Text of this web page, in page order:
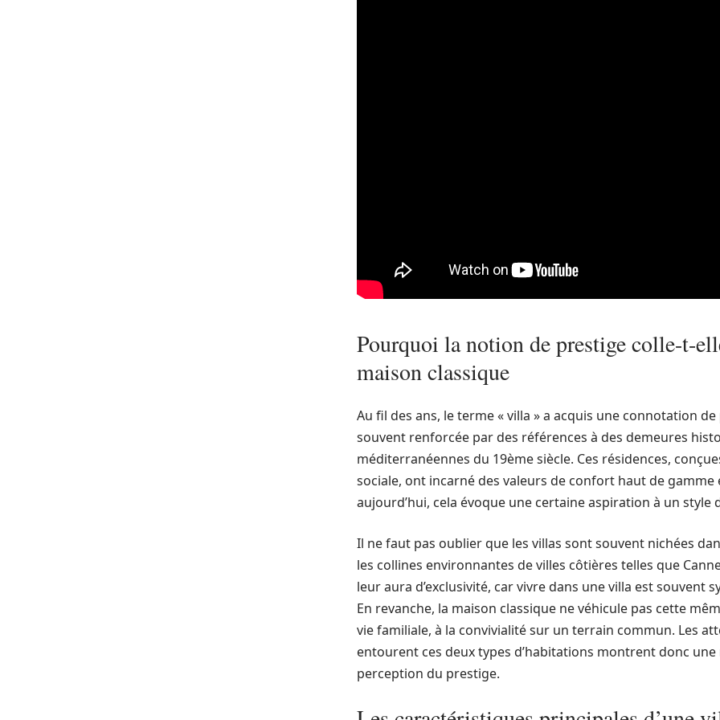
Pourquoi la notion de prestige colle-t-
maison classique
Au fil des ans, le terme « villa » a acquis une connotation
souvent renforcée par des références à des demeures
méditerranéennes du 19ème siècle. Ces résidences,
sociale, ont incarné des valeurs de confort haut de gamme
aujourd’hui, cela évoque une certaine aspiration à un style
Il ne faut pas oublier que les villas sont souvent nichées
les collines environnantes de villes côtières telles que
leur aura d’exclusivité, car vivre dans une villa est souvent
En revanche, la maison classique ne véhicule pas cette
vie familiale, à la convivialité sur un terrain commun. Les
entourent ces deux types d’habitations montrent donc
perception du prestige.